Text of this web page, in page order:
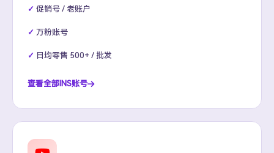
促销号 / 老账户
万粉账号
日均零售 500+ / 批发
查看全部INS账号